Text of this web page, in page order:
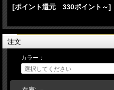
本体カラー：KSオレンジ×タン /H4ラベル
本体カラー：ブラック×タン /M3ラベル
グラブがお手元に届いた時から手の平捕
み、捕球感が伝わってきます。スラッガ
ります。
湯もみ型付けをご希望のお客様には、『
【 湯もみ型づけ ご依頼のお客様へ 】
[ポイント還元 330ポイント～]
注文
カラー：